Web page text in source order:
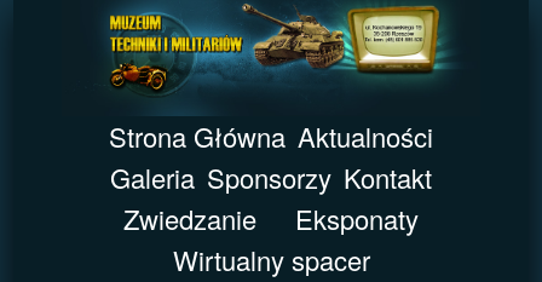
Strona Główna Aktualności
Galeria Sponsorzy Kontakt
Zwiedzanie
Eksponaty
Wirtualny spacer